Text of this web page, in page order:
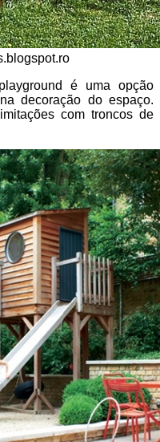
é uma opção
decoração do espaço.
com troncos de